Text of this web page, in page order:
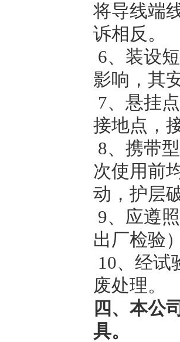
将导线端
诉相反。
6、装设
影响，其
7、悬挂
接地点，
8、携带
次使用前
动，护层
9、应遵
出厂检验
10、经试
废处理。
四、本公
具。